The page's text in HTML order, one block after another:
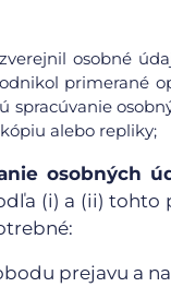
osobné
primerané
spracúvanie
alebo repliky;
osobných
(i) a (ii)
prejavu a